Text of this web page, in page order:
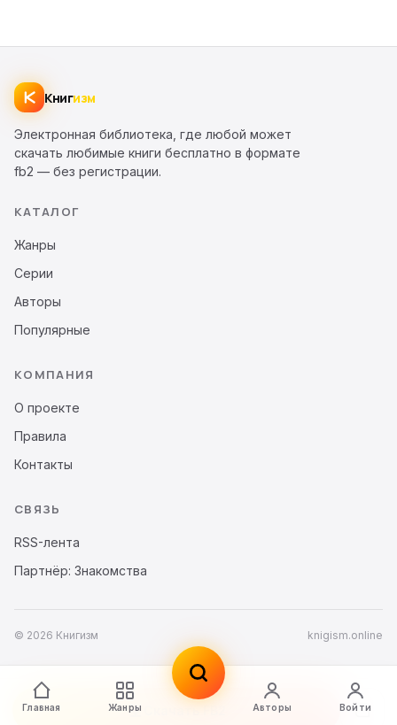
Главная Жанры Авторы Войти
Книгизм
Электронная библиотека, где любой может
скачать любимые книги бесплатно в формате
fb2 — без регистрации.
КАТАЛОГ
Жанры
Серии
Авторы
Популярные
КОМПАНИЯ
О проекте
Правила
Контакты
СВЯЗЬ
RSS-лента
Партнёр: Знакомства
© 2026 Книгизм knigism.online